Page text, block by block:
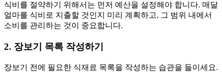
식비를 절약하기 위해서는 먼저 예산을 설정해야 합니다. 매달
얼마를 식비로 지출할 것인지 미리 계획하고, 그 범위 내에서
소비를 관리하는 것이 중요합니다.
2. 장보기 목록 작성하기
장보기 전에 필요한 식재료 목록을 작성하는 습관을 들이세요.